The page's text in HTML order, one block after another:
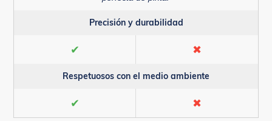
Precisión y durabilidad
✔ ✖
Respetuosos con el medio ambiente
✔ ✖